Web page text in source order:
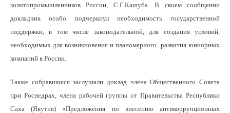
золотопромышленников России, С.Г.Кашуба. В своем сообщении
докладчик особо подчеркнул необходимость государственной
поддержки, в том числе законодательной, для создания условий,
необходимых для возникновения и планомерного развития юниорных
компаний в России.
Также собравшиеся заслушали доклад члена Общественного Совета
при Роснедрах, члена рабочей группы от Правительства Республики
Саха (Якутия) «Предложения по внесению антикоррупционных